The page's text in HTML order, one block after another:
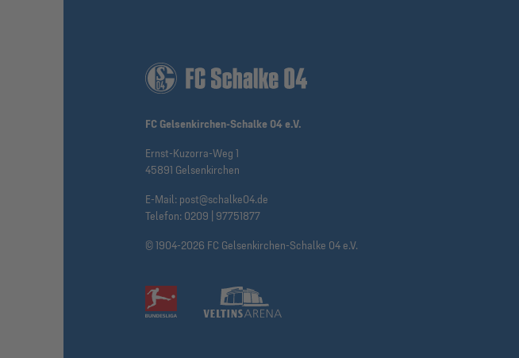
FC Gelsenkirchen-Schalke 04 e.V.
Ernst-Kuzorra-Weg 1
45891 Gelsenkirchen
E-Mail: post@schalke04.de
Telefon: 0209 | 97751877
© 1904-2026 FC Gelsenkirchen-Schalke 04 e.V.